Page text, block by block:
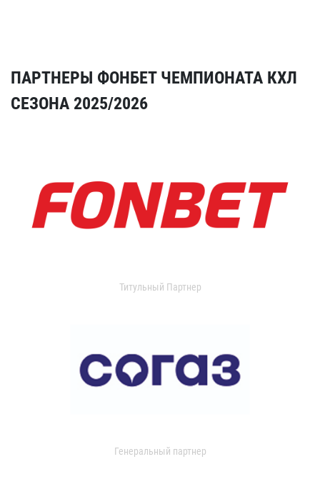
ПАРТНЕРЫ ФОНБЕТ ЧЕМПИОНАТА КХЛ
СЕЗОНА 2025/2026
Титульный Партнер
Генеральный партнер